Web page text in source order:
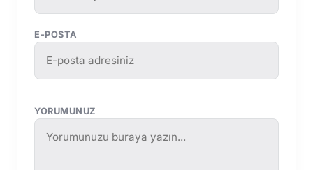
E-POSTA
YORUMUNUZ